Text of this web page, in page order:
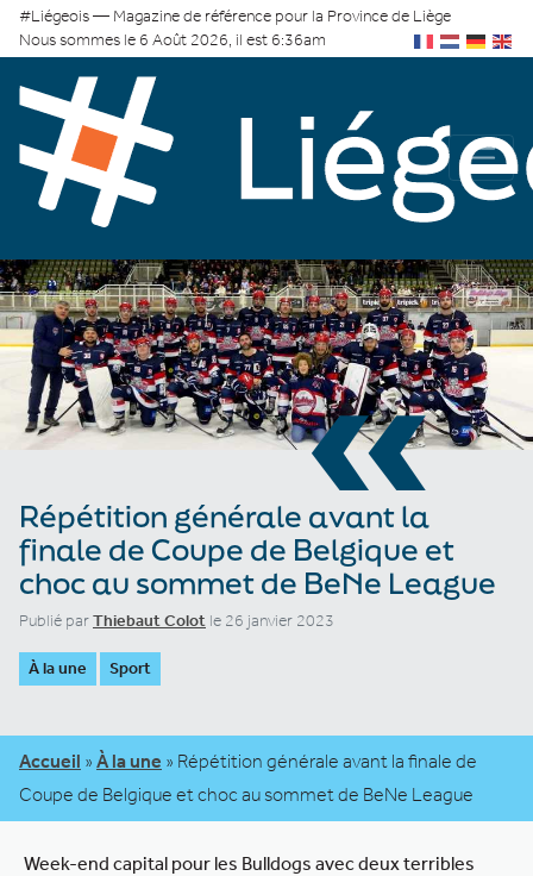
#Liégeois — Magazine de référence pour la Province de Liège
Nous sommes le 6 Août 2026, il est 6:36am
«
Répétition générale avant la
finale de Coupe de Belgique et
choc au sommet de BeNe League
Publié parThiebaut Colot le 26 janvier 2023
À la une Sport
Accueil » À la une » Répétition générale avant la finale de
Coupe de Belgique et choc au sommet de BeNe League
Week-end capital pour les Bulldogs avec deux terribles